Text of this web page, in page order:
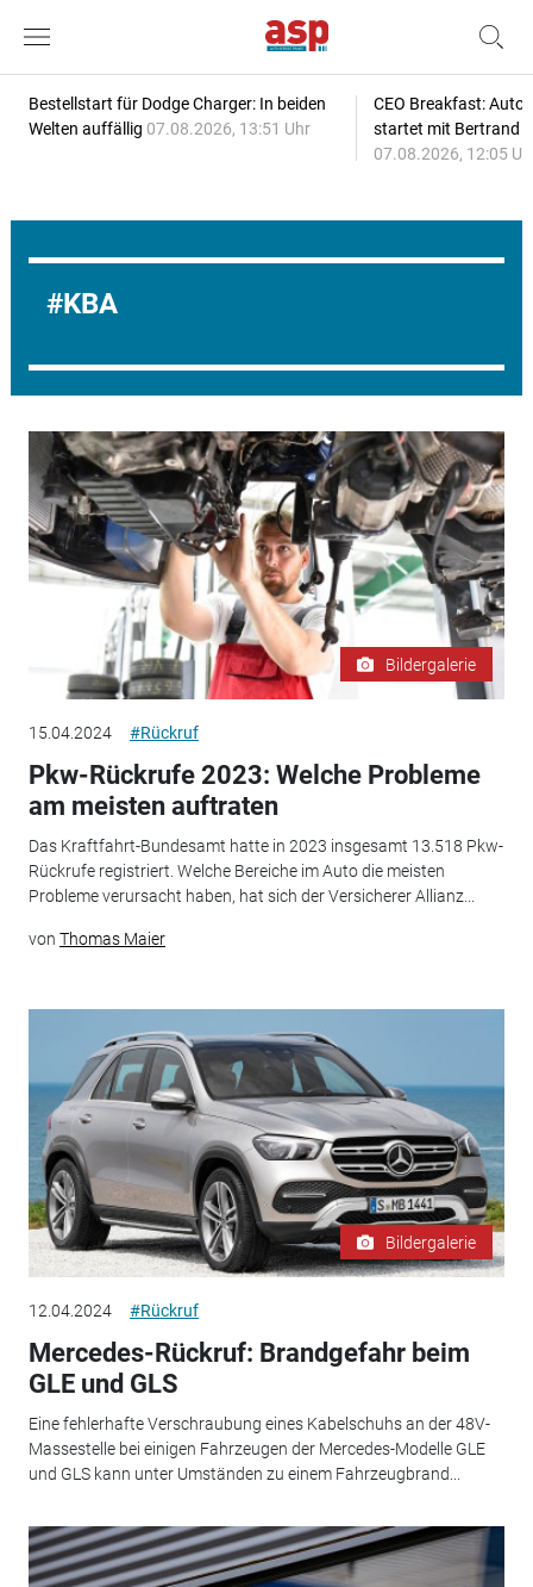
Bestellstart für Dodge Charger: In beiden
Welten auffällig 07.08.2026, 13:51 Uhr
CEO Breakfast:
startet mit Bertrand
07.08.2026, 12:05
KBA
Bildergalerie
15.04.2024 #Rückruf
Pkw-Rückrufe 2023: Welche Probleme
am meisten auftraten
Das Kraftfahrt-Bundesamt hatte in 2023 insgesamt 13.518 Pkw-
Rückrufe registriert. Welche Bereiche im Auto die meisten
Probleme verursacht haben, hat sich der Versicherer Allianz...
von Thomas Maier
Bildergalerie
12.04.2024 #Rückruf
Mercedes-Rückruf: Brandgefahr beim
GLE und GLS
Eine fehlerhafte Verschraubung eines Kabelschuhs an der 48V-
Massestelle bei einigen Fahrzeugen der Mercedes-Modelle GLE
und GLS kann unter Umständen zu einem Fahrzeugbrand...